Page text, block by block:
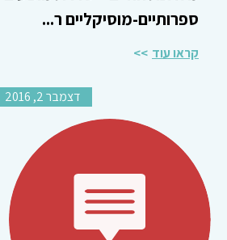
ספרותיים-מוסיקליים ר...
קראו עוד
דצמבר 2, 2016